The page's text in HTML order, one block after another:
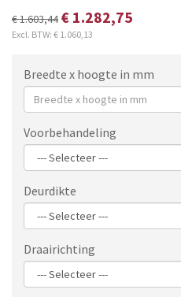
€ 1.603,44 € 1.282,75
Excl. BTW: € 1.060,13
Breedte x hoogte in mm
Voorbehandeling
Deurdikte
Draairichting